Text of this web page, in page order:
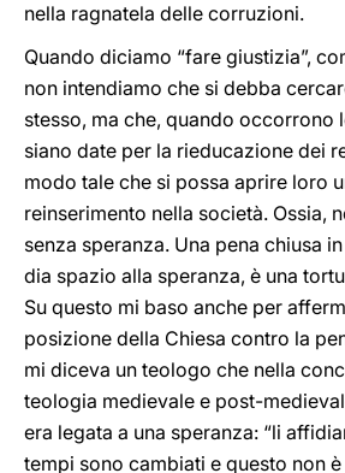
nella ragnatela delle corruzioni.
Quando diciamo “fare giustizia”,
non intendiamo che si debba
stesso, ma che, quando occorrono
siano date per la rieducazione dei
modo tale che si possa aprire loro
reinserimento nella società. Ossia,
senza speranza. Una pena chiusa
dia spazio alla speranza, è una
Su questo mi baso anche per
posizione della Chiesa contro la
mi diceva un teologo che nella
teologia medievale e post-
era legata a una speranza: “li
tempi sono cambiati e questo non